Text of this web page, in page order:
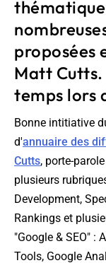
proposées
Matt
temps lors
Bonne intitiative
d'annuaire des
Cutts, porte-
plusieurs
Development,
Rankings et
"Google & SEO" :
Tools, Google